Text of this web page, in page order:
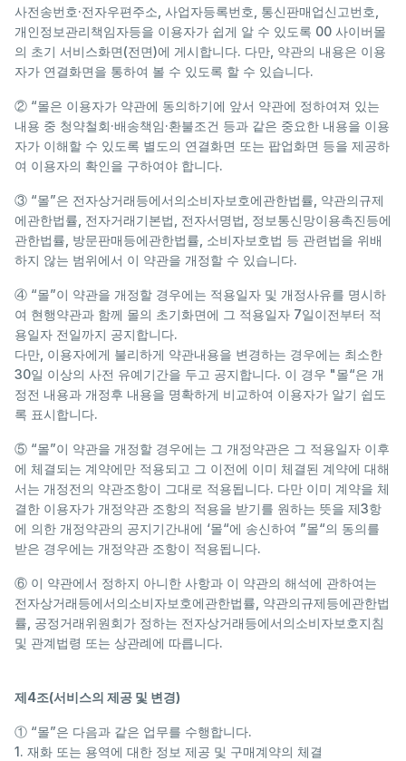
사전송번호·전자우편주소, 사업자등록번호, 통신판매업신고번호,
개인정보관리책임자등을 이용자가 쉽게 알 수 있도록 00 사이버몰
의 초기 서비스화면(전면)에 게시합니다. 다만, 약관의 내용은 이용
자가 연결화면을 통하여 볼 수 있도록 할 수 있습니다.
② “몰은 이용자가 약관에 동의하기에 앞서 약관에 정하여져 있는
내용 중 청약철회·배송책임·환불조건 등과 같은 중요한 내용을 이용
자가 이해할 수 있도록 별도의 연결화면 또는 팝업화면 등을 제공하
여 이용자의 확인을 구하여야 합니다.
③ “몰”은 전자상거래등에서의소비자보호에관한법률, 약관의규제
에관한법률, 전자거래기본법, 전자서명법, 정보통신망이용촉진등에
관한법률, 방문판매등에관한법률, 소비자보호법 등 관련법을 위배
하지 않는 범위에서 이 약관을 개정할 수 있습니다.
④ “몰”이 약관을 개정할 경우에는 적용일자 및 개정사유를 명시하
여 현행약관과 함께 몰의 초기화면에 그 적용일자 7일이전부터 적
용일자 전일까지 공지합니다.
다만, 이용자에게 불리하게 약관내용을 변경하는 경우에는 최소한
30일 이상의 사전 유예기간을 두고 공지합니다. 이 경우 "몰“은 개
정전 내용과 개정후 내용을 명확하게 비교하여 이용자가 알기 쉽도
록 표시합니다.
⑤ “몰”이 약관을 개정할 경우에는 그 개정약관은 그 적용일자 이후
에 체결되는 계약에만 적용되고 그 이전에 이미 체결된 계약에 대해
서는 개정전의 약관조항이 그대로 적용됩니다. 다만 이미 계약을 체
결한 이용자가 개정약관 조항의 적용을 받기를 원하는 뜻을 제3항
에 의한 개정약관의 공지기간내에 ‘몰“에 송신하여 ”몰“의 동의를
받은 경우에는 개정약관 조항이 적용됩니다.
⑥ 이 약관에서 정하지 아니한 사항과 이 약관의 해석에 관하여는
전자상거래등에서의소비자보호에관한법률, 약관의규제등에관한법
률, 공정거래위원회가 정하는 전자상거래등에서의소비자보호지침
및 관계법령 또는 상관례에 따릅니다.
제4조(서비스의 제공 및 변경)
① “몰”은 다음과 같은 업무를 수행합니다.
1. 재화 또는 용역에 대한 정보 제공 및 구매계약의 체결